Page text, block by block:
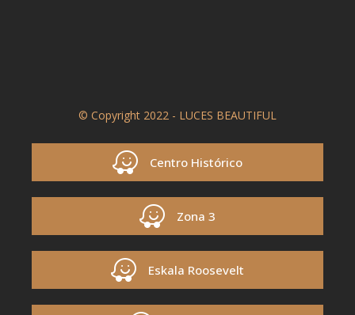
© Copyright 2022 - LUCES BEAUTIFUL
Centro Histórico
Zona 3
Eskala Roosevelt